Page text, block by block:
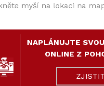
myší na lokaci na
NAPLÁNUJTE
ONLINE Z